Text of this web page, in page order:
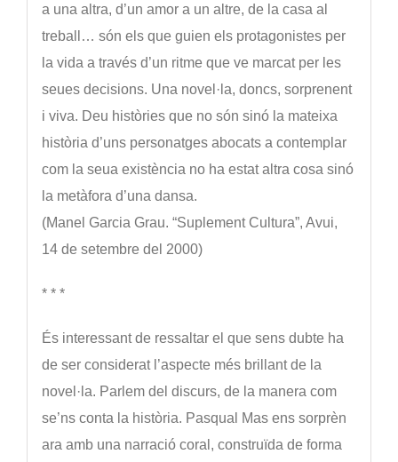
a una altra, d’un amor a un altre, de la casa al
treball… són els que guien els protagonistes per
la vida a través d’un ritme que ve marcat per les
seues decisions. Una novel·la, doncs, sorprenent
i viva. Deu històries que no són sinó la mateixa
història d’uns personatges abocats a contemplar
com la seua existència no ha estat altra cosa sinó
la metàfora d’una dansa.
(Manel Garcia Grau. “Suplement Cultura”, Avui,
14 de setembre del 2000)
* * *
És interessant de ressaltar el que sens dubte ha
de ser considerat l’aspecte més brillant de la
novel·la. Parlem del discurs, de la manera com
se’ns conta la història. Pasqual Mas ens sorprèn
ara amb una narració coral, construïda de forma